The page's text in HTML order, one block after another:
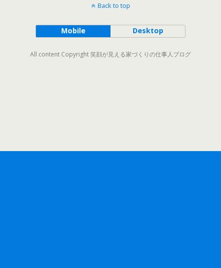
Back to top
Mobile Desktop
All content Copyright 笑顔が見える家づくりの仕事人ブログ